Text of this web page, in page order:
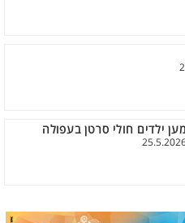
ילדים חולי סרטן בעפולה